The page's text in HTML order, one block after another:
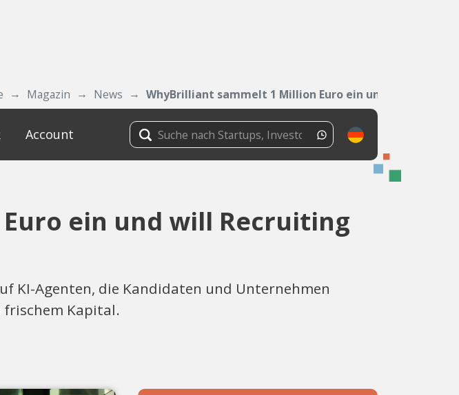
Magazin News WhyBrilliant sammelt 1 Million Euro ein und...
Account
ein und will Recruiting
KI-Agenten, die Kandidaten und Unternehmen
Kapital.